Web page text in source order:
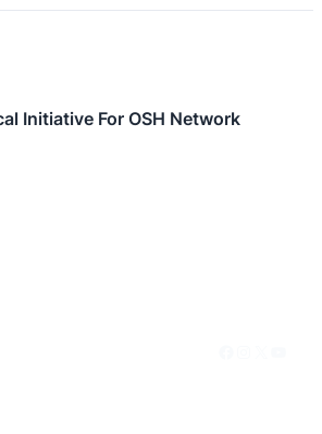
Initiative For OSH Network